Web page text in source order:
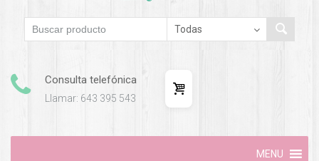
Consulta telefónica
Llamar: 643 395 543
MENU